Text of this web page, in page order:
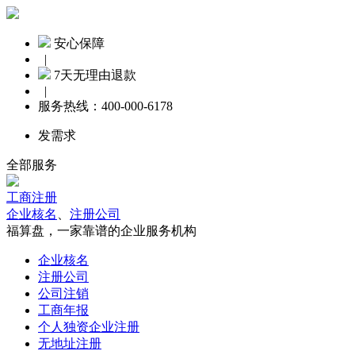
安心保障
|
7天无理由退款
|
服务热线： 400-000-6178
发需求
全部服务
工商注册
企业核名
注册公司
福算盘，一家靠谱的企业服务机构
企业核名
注册公司
公司注销
工商年报
个人独资企业注册
无地址注册